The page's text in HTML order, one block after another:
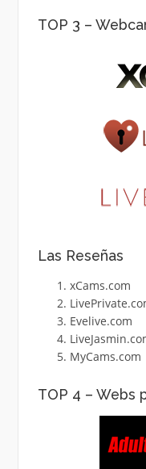
TOP 3 –
Las Reseñas
xCams.com
Evelive.com
MyCams.com
TOP 4 – Webs